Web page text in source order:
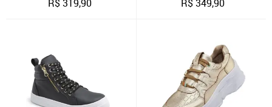
R$319,90 R$349,90